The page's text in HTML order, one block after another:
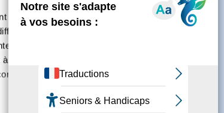
des
des
ainsi que de
l'utilisation de
la
de créer un compte.